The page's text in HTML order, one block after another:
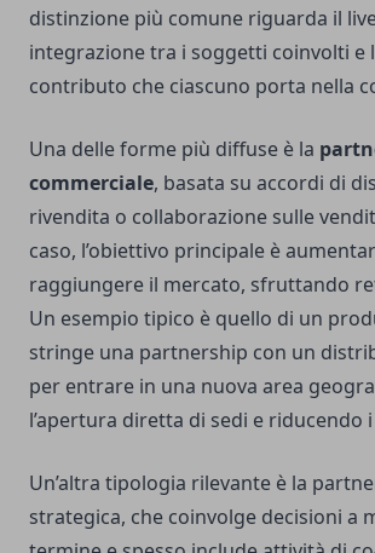
distinzione più comune riguarda il
integrazione tra i soggetti coinvolti e
contributo che ciascuno porta nella
Una delle forme più diffuse è la
commerciale, basata su accordi di
rivendita o collaborazione sulle
caso, l’obiettivo principale è
raggiungere il mercato, sfruttando
Un esempio tipico è quello di un
stringe una partnership con un
per entrare in una nuova area
l’apertura diretta di sedi e riducendo
Un’altra tipologia rilevante è la
strategica, che coinvolge decisioni a